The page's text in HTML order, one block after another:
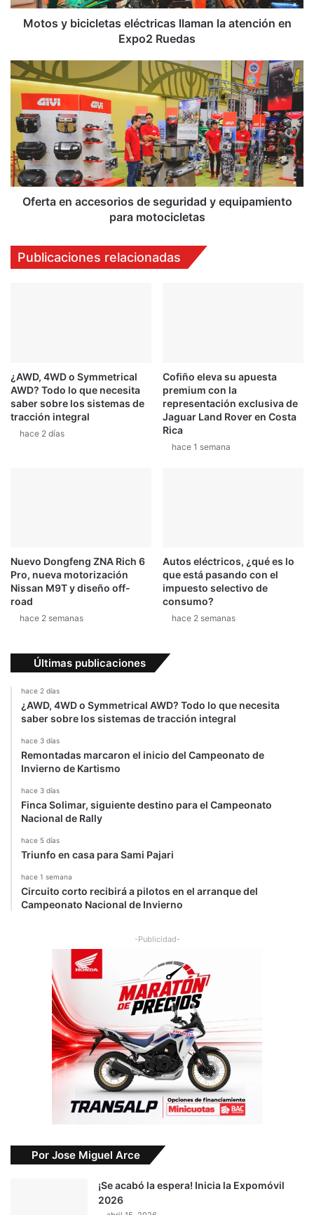
Expo2
Ruedas
Motos y bicicletas eléctricas llaman la atención en
Expo2 Ruedas
Oferta
en
accesorios
de
seguridad
equipamiento
para
motocicletas
Oferta en accesorios de seguridad y equipamiento
para motocicletas
Publicaciones relacionadas
¿AWD, 4WD o Symmetrical
AWD? Todo lo que necesita
saber sobre los sistemas de
tracción integral
hace 2 días
Cofiño eleva su apuesta
premium con la
representación exclusiva de
Jaguar Land Rover en Costa
Rica
hace 1 semana
Nuevo Dongfeng ZNA Rich 6
Pro, nueva motorización
Nissan M9T y diseño off-
road
hace 2 semanas
Autos eléctricos, ¿qué es lo
que está pasando con el
impuesto selectivo de
consumo?
hace 2 semanas
Últimas publicaciones
hace 2 días
¿AWD, 4WD o Symmetrical AWD? Todo lo que necesita
saber sobre los sistemas de tracción integral
hace 3 días
Remontadas marcaron el inicio del Campeonato de
Invierno de Kartismo
hace 3 días
Finca Solimar, siguiente destino para el Campeonato
Nacional de Rally
hace 5 días
Triunfo en casa para Sami Pajari
hace 1 semana
Circuito corto recibirá a pilotos en el arranque del
Campeonato Nacional de Invierno
-Publicidad-
Por Jose Miguel Arce
¡Se acabó la espera! Inicia la Expomóvil
2026